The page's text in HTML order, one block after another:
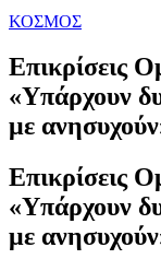
ΚΟΣΜΟΣ
Επικρίσεις
«Υπάρχουν
με
Επικρίσεις
«Υπάρχουν
με